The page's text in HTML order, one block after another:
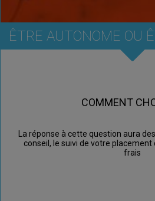
ÊTRE AUTONOME OU
COMMENT
La réponse à cette question aura
conseil, le suivi de votre
frais